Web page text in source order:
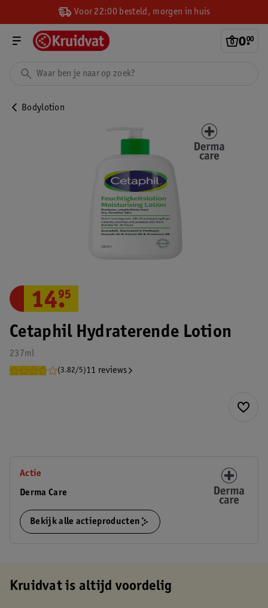
Voor 22:00 besteld, morgen in huis
0.
00
Bodylotion
Cetaphil Hydraterende Lotion
237ml
(3.82/5)11 reviews
14.
95
Actie
Derma Care
Bekijk alle actieproducten
Kruidvat is altijd voordelig